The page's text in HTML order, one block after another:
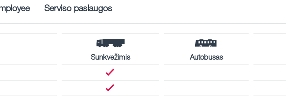
Serviso paslaugos
Sunkvežimis Autobusas